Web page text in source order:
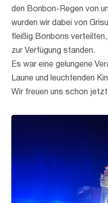
den Bonbon-Regen von
wurden wir dabei von
fleißig Bonbons
zur Verfügung standen.
Es war eine gelungene
Laune und leuchtenden
Wir freuen uns schon